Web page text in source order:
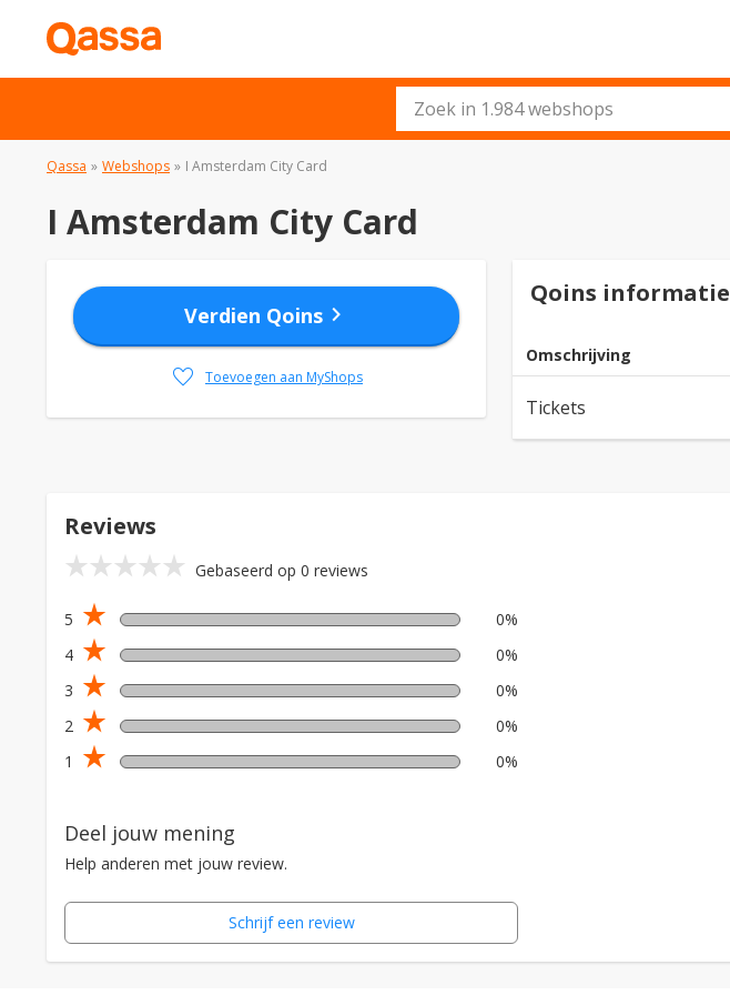
Qassa » Webshops » I Amsterdam City Card
I Amsterdam City Card
Verdien Qoinschevron_right
favorite
Toevoegen aan MyShops
Qoins informatie
Omschrijving
Tickets
Reviews
star_ratestar_ratestar_ratestar_ratestar_rate Gebaseerd op 0 reviews
5 star_rate
0%
4 star_rate
0%
3 star_rate
0%
2 star_rate
0%
1
star_rate 0%
Deel jouw mening
Help anderen met jouw review.
Schrijf een review